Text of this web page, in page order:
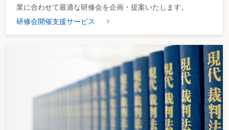
業に合わせて最適な研修会を企画・提案いたします。
研修会開催支援サービス